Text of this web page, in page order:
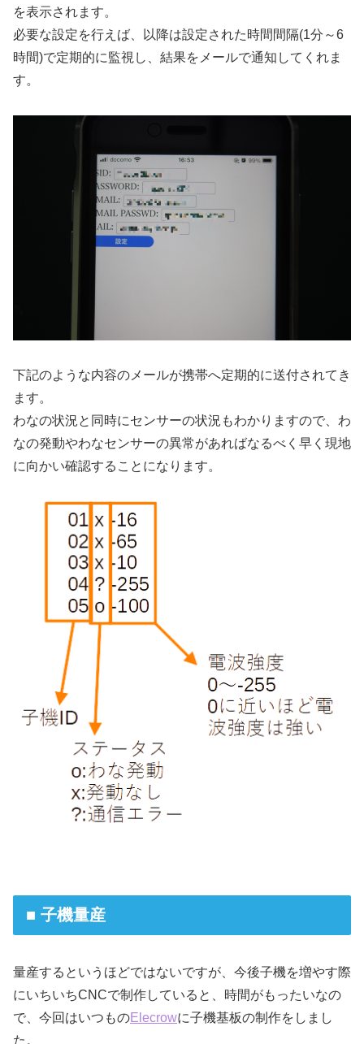
を表示されます。
必要な設定を行えば、以降は設定された時間間隔(1分～6
時間)で定期的に監視し、結果をメールで通知してくれま
す。
下記のような内容のメールが携帯へ定期的に送付されてき
ます。
わなの状況と同時にセンサーの状況もわかりますので、わ
なの発動やわなセンサーの異常があればなるべく早く現地
に向かい確認することになります。
■ 子機量産
量産するというほどではないですが、今後子機を増やす際
にいちいちCNCで制作していると、時間がもったいなの
で、今回はいつものElecrowに子機基板の制作をしまし
た。